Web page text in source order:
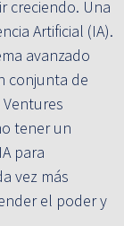
creciendo. Una
Artificial (IA).
avanzado
conjunta de
tener un
para
vez más
el poder y